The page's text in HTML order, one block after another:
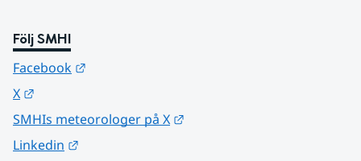
Följ SMHI
Facebook
X
SMHIs meteorologer på X
Linkedin